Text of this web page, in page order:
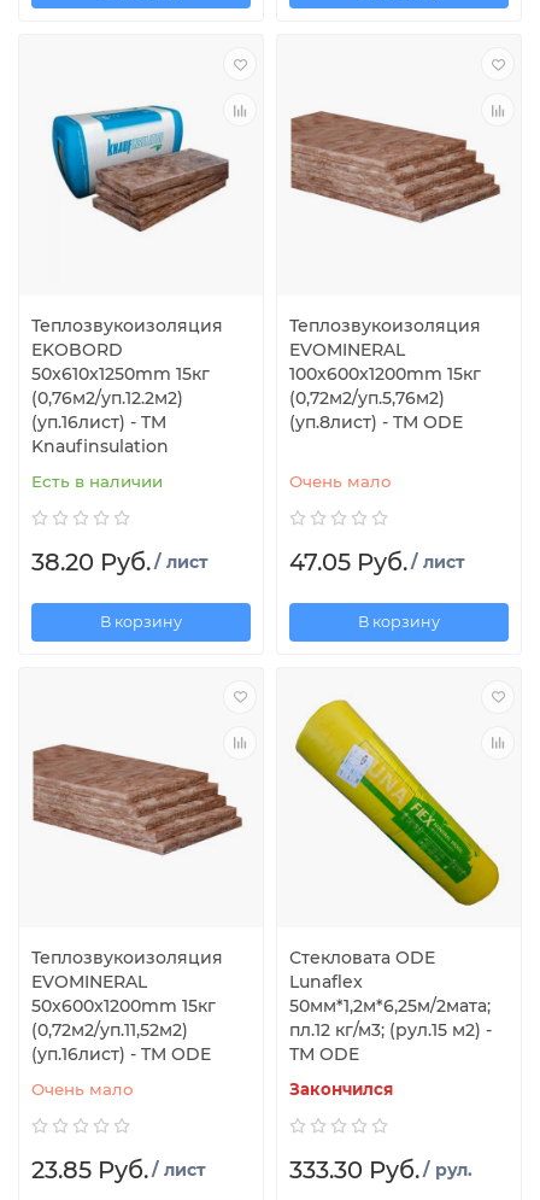
Теплозвукоизоляция
EKOBORD
50x610x1250mm 15кг
(0,76м2/уп.12.2м2)
(уп.16лист) - TM
Knaufinsulation
Есть в наличии
38.20 Руб./ лист
В корзину
Теплозвукоизоляция
EVOMINERAL
100x600x1200mm 15кг
(0,72м2/уп.5,76м2)
(уп.8лист) - TM ODE
Очень мало
47.05 Руб./ лист
В корзину
Теплозвукоизоляция
EVOMINERAL
50x600x1200mm 15кг
(0,72м2/уп.11,52м2)
(уп.16лист) - TM ODE
Очень мало
23.85 Руб./ лист
Стекловата ODE
Lunaflex
50мм*1,2м*6,25м/2мата;
пл.12 кг/м3; (рул.15 м2) -
ТМ ODE
Закончился
333.30 Руб./ рул.